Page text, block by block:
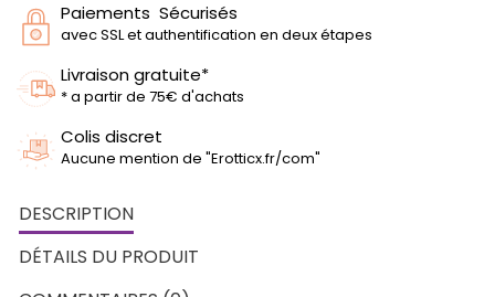
Paiements Sécurisés
avec SSL et authentification en deux étapes
Livraison gratuite*
* a partir de 75€ d'achats
Colis discret
Aucune mention de "Erotticx.fr/com"
DESCRIPTION
DÉTAILS DU PRODUIT